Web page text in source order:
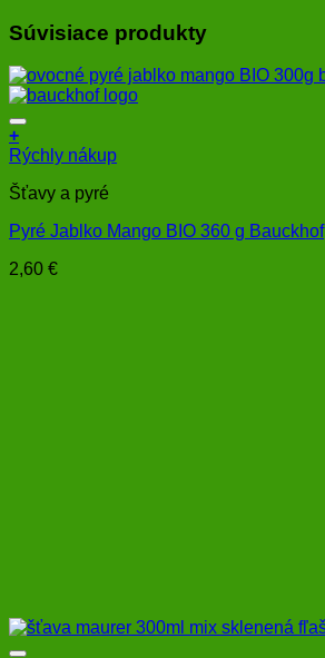
Súvisiace produkty
+
Rýchly nákup
Šťavy a pyré
Pyré Jablko Mango BIO 360 g Bauckhof
2,60 €